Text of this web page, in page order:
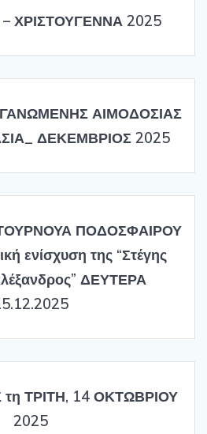
ΧΡΙΣΤΟΥΓΕΝΝΑ 2025
ΑΙΜΟΔΟΣΙΑΣ
ΔΕΚΕΜΒΡΙΟΣ 2025
ΠΟΔΟΣΦΑΙΡΟΥ
ενίσχυση της “Στέγης
ΔΕΥΤΕΡΑ
ΤΡΙΤΗ, 14 ΟΚΤΩΒΡΙΟΥ
2025